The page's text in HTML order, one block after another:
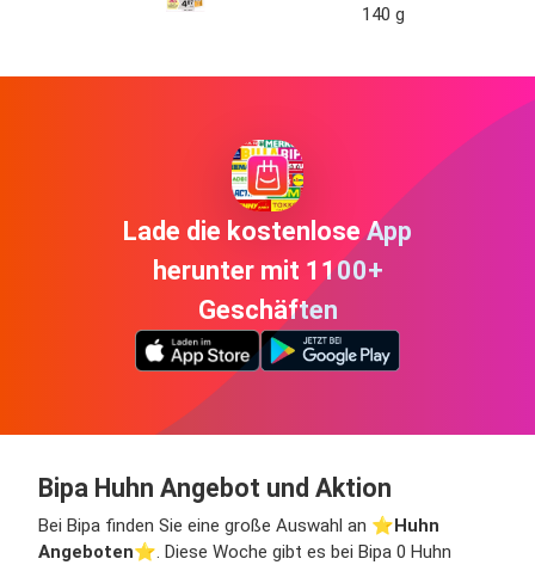
140 g
Lade die kostenlose App
herunter mit 1100+
Geschäften
Bipa Huhn Angebot und Aktion
Bei Bipa finden Sie eine große Auswahl an ⭐️Huhn
Angeboten⭐️. Diese Woche gibt es bei Bipa 0 Huhn